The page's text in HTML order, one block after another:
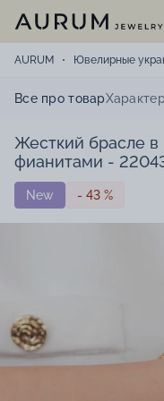
AURUM Ювелирные
Все про товар
Жесткий брасле в
фианитами -
New - 43 %